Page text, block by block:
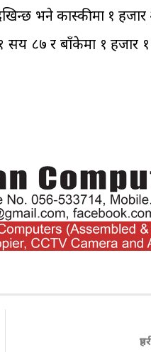
भने कास्कीमा १
८७ र बाँकेमा १ हजार १